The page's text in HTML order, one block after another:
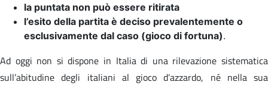
la puntata non può essere ritirata
l’esito della partita è deciso prevalentemente o
esclusivamente dal caso (gioco di fortuna).
Ad oggi non si dispone in Italia di una rilevazione sistematica
sull’abitudine degli italiani al gioco d’azzardo, né nella sua